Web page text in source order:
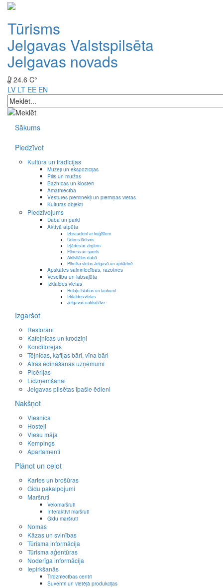
Tūrisms
Jelgavas Valstspilsēta
Jelgavas novads
24.6 C°
LV LT EE EN
Sākums
Piedzīvot
Kultūra un tradīcijas
Muzeji un ekspozīcijas
Pilis un muižas
Baznīcas un klosteri
Amatniecība
Vēstures pieminekļi un piemiņas vietas
Kultūras objekti
Piedzīvojums
Daba un parki
Aktīvā atpūta
Izbraucieni ar kuģīšiem
Ūdens tūrisms
Izjādes ar zirgiem
Fitness un sports
Aktivitātes dabā
Piknika vietas Jelgavā un apkārtnē
Apskates saimniecības, ražotnes
Veselība un labsajūta
Izklaides vietas
Rotaļu istabas un laukumi
Izklaides vietas
Jelgavas naktsdzīve
Izgaršot
Restorāni
Kafejnīcas un krodziņi
Konditorejas
Tējnīcas, kafijas bāri, vīna bāri
Ātrās ēdināšanas uzņēmumi
Picērijas
Līdzņemšanai
Jelgavas pilsētas īpašie ēdieni
Nakšņot
Viesnīca
Hosteļi
Viesu māja
Kempings
Apartamenti
Plānot un ceļot
Kartes un brošūras
Gidu pakalpojumi
Maršruti
Velomaršruti
Interaktīvi maršruti
Gidu maršruti
Nomas
Kāzas un svinības
Tūrisma informācija
Tūrisma aģentūras
Noderīga informācija
Iepirkšanās
Tirdzniecības centri
Suvenīri un vietējā produkcijas